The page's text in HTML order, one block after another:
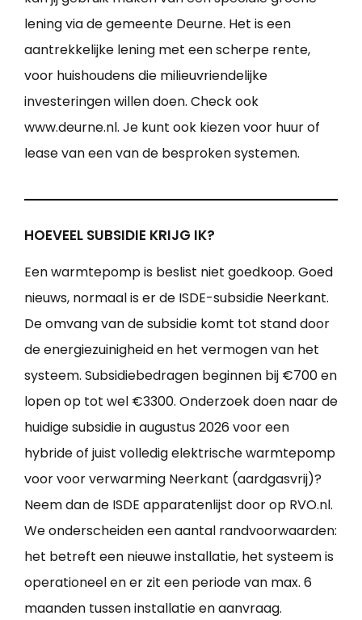
lening via de gemeente Deurne. Het is een
aantrekkelijke lening met een scherpe rente,
voor huishoudens die milieuvriendelijke
investeringen willen doen. Check ook
www.deurne.nl. Je kunt ook kiezen voor huur of
lease van een van de besproken systemen.
HOEVEEL SUBSIDIE KRIJG IK?
Een warmtepomp is beslist niet goedkoop. Goed
nieuws, normaal is er de ISDE-subsidie Neerkant.
De omvang van de subsidie komt tot stand door
de energiezuinigheid en het vermogen van het
systeem. Subsidiebedragen beginnen bij €700 en
lopen op tot wel €3300. Onderzoek doen naar de
huidige subsidie in augustus 2026 voor een
hybride of juist volledig elektrische warmtepomp
voor voor verwarming Neerkant (aardgasvrij)?
Neem dan de ISDE apparatenlijst door op RVO.nl.
We onderscheiden een aantal randvoorwaarden:
het betreft een nieuwe installatie, het systeem is
operationeel en er zit een periode van max. 6
maanden tussen installatie en aanvraag.